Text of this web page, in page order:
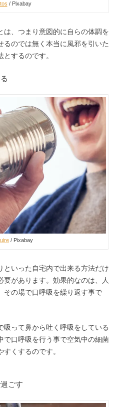
/ Pixabay
は、つまり意図的に自らの体調を
のでは無く本当に風邪を引いた
するのです。
/ Pixabay
といった自宅内で出来る方法だけ
があります。効果的なのは、人
その場で口呼吸を繰り返す事で
吸って鼻から吐く呼吸をしている
で口呼吸を行う事で空気中の細菌
くするのです。
ごす